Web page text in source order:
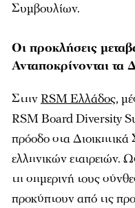
Συμβουλίων.
Οι προκλήσεις
Ανταποκρίνονται τα
Στην RSM Ελλάδος,
RSM Board Diversity
πρόοδο στα
ελληνικών εταιρειών.
τη σημερινή τους
προκύπτουν από τις